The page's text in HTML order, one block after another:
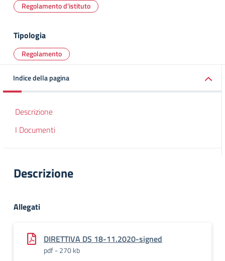
Regolamento d'istituto
Tipologia
Regolamento
Indice della pagina
Descrizione
I Documenti
Descrizione
Allegati
DIRETTIVA DS 18-11.2020-signed
pdf - 270 kb